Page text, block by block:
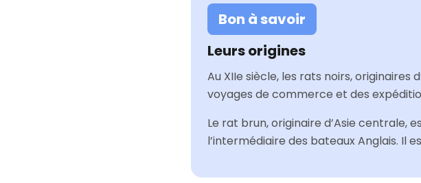
Bon à savoir
Leurs origines
Au XIIe siècle, les rats noirs, originaires
voyages de commerce et des
Le rat brun, originaire d’Asie centrale,
l’intermédiaire des bateaux Anglais. Il